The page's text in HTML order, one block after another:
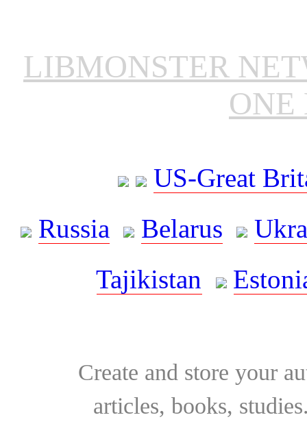
LIBMONSTER
ONE
US-Great
Russia
Belarus
Tajikistan
Create and store your
articles, books,